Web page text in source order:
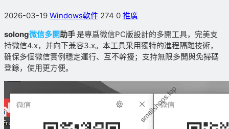
2026-03-19 Windows軟件 274 0 推廣
solong微信多開助手是專爲微信PC版設計的多開工具，完美支
持微信4.x，并向下兼容3.x。本工具采用獨特的進程隔離技術，
确保多個微信實例穩定運行、互不幹擾；支持無限多開與免掃碼
登錄，使用更方便。